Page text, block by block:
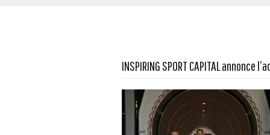
INSPIRING SPORT CAPITAL annonce
En savoir plus...